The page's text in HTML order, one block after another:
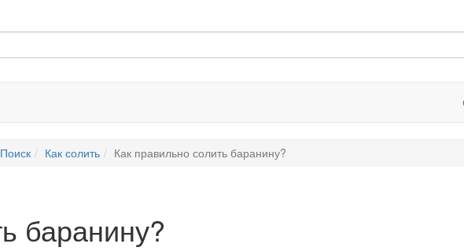
Как солить Как правильно солить баранину?
баранину?